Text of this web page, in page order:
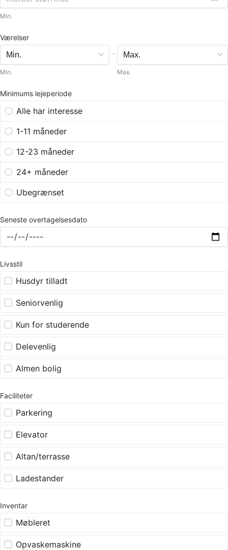
Min.
Værelser
Min.
-
Max.
Minimums lejeperiode
Alle har interesse
1-11 måneder
12-23 måneder
24+ måneder
Ubegrænset
Seneste overtagelsesdato
Livsstil
Husdyr tilladt
Seniorvenlig
Kun for studerende
Delevenlig
Almen bolig
Faciliteter
Parkering
Elevator
Altan/terrasse
Ladestander
Inventar
Møbleret
Opvaskemaskine